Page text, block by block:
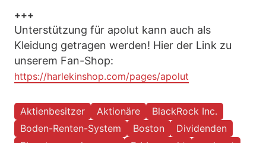
+++
Unterstützung für apolut kann auch als
Kleidung getragen werden! Hier der Link zu
unserem Fan-Shop:
https://harlekinshop.com/pages/apolut
Aktienbesitzer Aktionäre
BlackRock Inc.
Boden-Renten-System
Boston
Dividenden